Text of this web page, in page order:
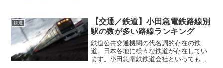
しても知られている市です。札幌市でも
鉄道が数多く存在しており...
鉄道
【交通／鉄道】小田急電鉄路線別
駅の数が多い路線ランキング
鉄道公共交通機関の代名詞的存在の鉄
道。日本各地に様々な鉄道が存在してい
ます。小田急電鉄鉄道会社といっても、